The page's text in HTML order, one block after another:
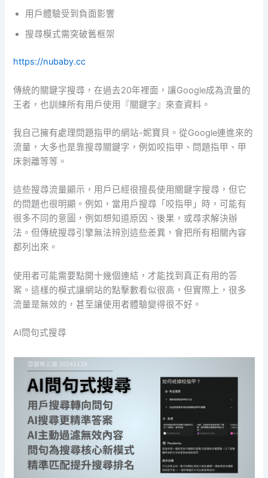
用戶體驗受到負面影響
搜尋模式需突破舊框架
https://nubaby.cc
傳統的關鍵字搜尋，在過去20年裡面，讓Google成為流量的
王者，也訓練所有用戶使用『關鍵字』來查資料。
我自己擁有處理問題指甲的網站-妮寶貝。從Google連進來的
流量，大多也是靠搜尋關鍵字，例如咬指甲、問題指甲、甲
床剝離等等。
這些搜尋流量顯示，用戶已經很擅長使用關鍵字搜尋，但它
的問題也很明顯。例如，當用戶搜尋「咬指甲」時，可能有
很多不同的意圖，例如想知道原因、後果，或尋求解決辦
法。但傳統搜尋引擎無法辨別這些差異，會把所有相關內容
都列出來。
使用者可能需要點開十幾個連結，才能找到真正有用的答
案。這樣的模式讓網站的點擊數看似很高，但實際上，很多
流量是無效的，甚至讓使用者體驗變得很不好。
AI問句式搜尋